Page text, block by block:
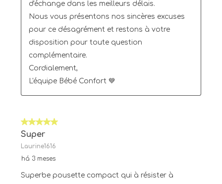
d'échange dans les meilleurs délais.
Nous vous présentons nos sincères excuses
pour ce désagrément et restons à votre
disposition pour toute question
complémentaire.
Cordialement,
L'équipe Bébé Confort 💙
5 em 5 estrelas.
Super
Laurine1616
há 3 meses
Superbe pousette compact qui à résister à